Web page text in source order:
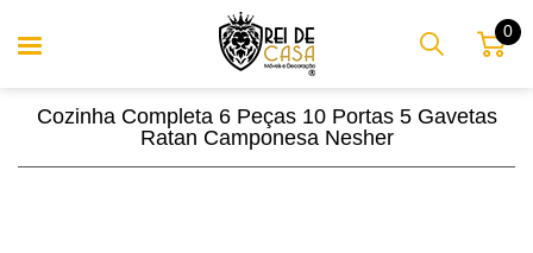
0
Cozinha Completa 6 Peças 10 Portas 5 Gavetas
Ratan Camponesa Nesher